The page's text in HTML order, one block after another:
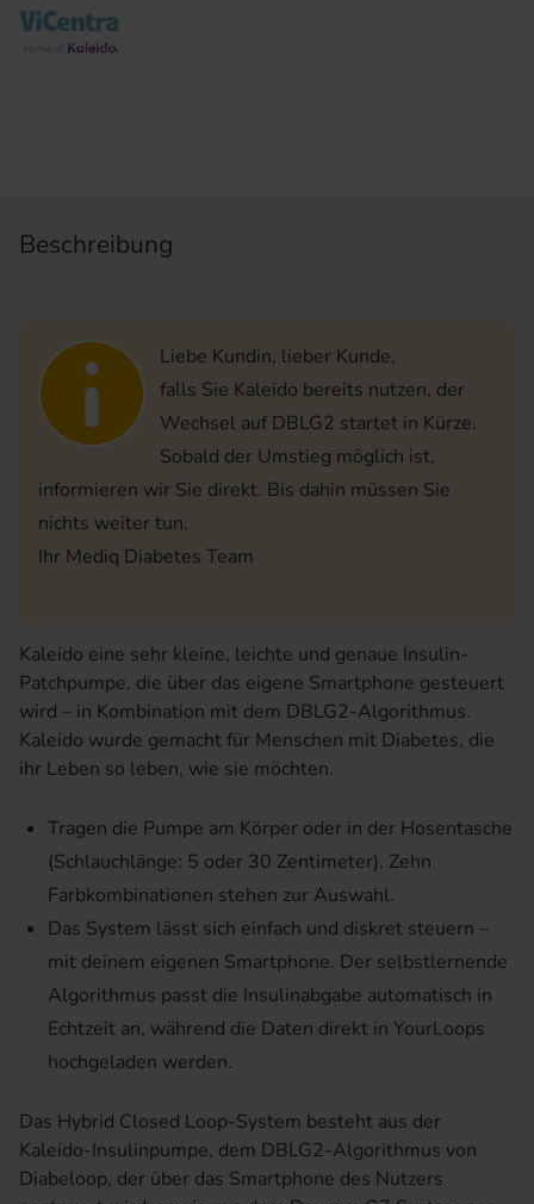
Beschreibung
Liebe Kundin, lieber Kunde,
falls Sie Kaleido bereits nutzen, der
Wechsel auf DBLG2 startet in Kürze.
Sobald der Umstieg möglich ist,
informieren wir Sie direkt. Bis dahin müssen Sie
nichts weiter tun.
Ihr Mediq Diabetes Team
Kaleido eine sehr kleine, leichte und genaue Insulin-
Patchpumpe, die über das eigene Smartphone gesteuert
wird – in Kombination mit dem DBLG2-Algorithmus.
Kaleido wurde gemacht für Menschen mit Diabetes, die
ihr Leben so leben, wie sie möchten.
Tragen die Pumpe am Körper oder in der Hosentasche
(Schlauchlänge: 5 oder 30 Zentimeter). Zehn
Farbkombinationen stehen zur Auswahl.
Das System lässt sich einfach und diskret steuern –
mit deinem eigenen Smartphone. Der selbstlernende
Algorithmus passt die Insulinabgabe automatisch in
Echtzeit an, während die Daten direkt in YourLoops
hochgeladen werden.
Das Hybrid Closed Loop-System besteht aus der
Kaleido-Insulinpumpe, dem DBLG2-Algorithmus von
Diabeloop, der über das Smartphone des Nutzers